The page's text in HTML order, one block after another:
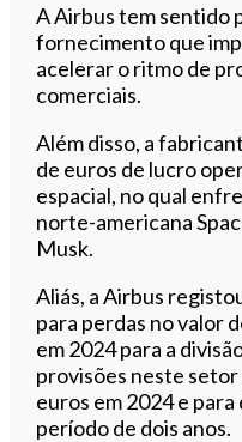
A Airbus tem sentido
fornecimento que
acelerar o ritmo de
comerciais.
Além disso, a
de euros de lucro
espacial, no qual
norte-americana
Musk.
Aliás, a Airbus
para perdas no valor
em 2024 para a
provisões neste setor
euros em 2024 e
período de dois anos.